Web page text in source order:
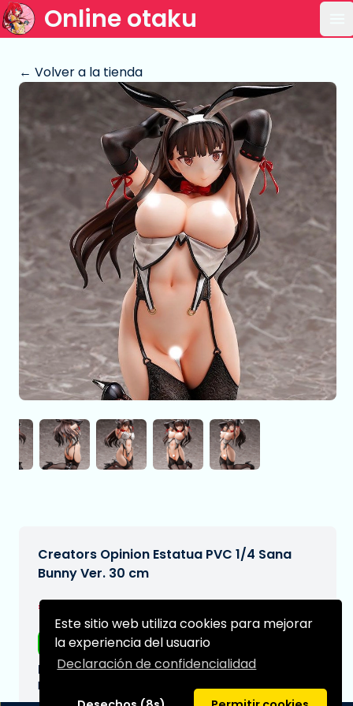
Este sitio web utiliza cookies para mejorar
la experiencia del usuario
Declaración de confidencialidad
Online otaku
← Volver a la tienda
Creators Opinion Estatua PVC 1/4 Sana
Bunny Ver. 30 cm
€349,95
Envío gratis
Fecha de entrega prevista:
N/A